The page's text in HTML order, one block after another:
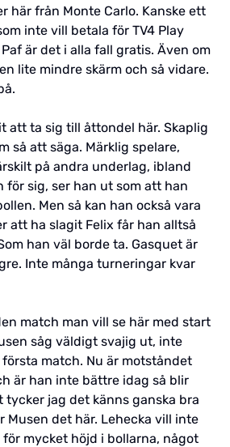
här från Monte Carlo. Kanske ett
inte vill betala för TV4 Play
Paf är det i alla fall gratis. Även om
lite mindre skärm och så vidare.
att ta sig till åttondel här. Skaplig
så att säga. Märklig spelare,
på andra underlag, ibland
för sig, ser han ut som att han
Men så kan han också vara
att ha slagit Felix får han alltså
han väl borde ta. Gasquet är
Inte många turneringar kvar
match man vill se här med start
såg väldigt svajig ut, inte
match. Nu är motståndet
är han inte bättre idag så blir
jag det känns ganska bra
Musen det här. Lehecka vill inte
mycket höjd i bollarna, något